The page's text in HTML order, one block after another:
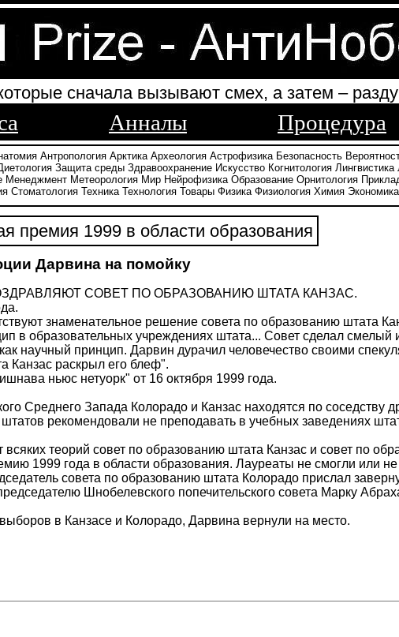
сначала вызывают смех, а затем –
Анналы Процедура
Антропология Арктика Археология Астрофизика Безопасность
Защита среды Здравоохранение Искусство Когнитология Лингвистика
Менеджмент Метеорология Мир Нейрофизика Образование Орнитология
Стоматология Техника Технология Товары Физика Физиология Химия Экономика
премия 1999 в области образования
Дарвина на помойку
СОВЕТ ПО ОБРАЗОВАНИЮ ШТАТА КАНЗАС.
знаменательное решение совета по образованию штата
в образовательных учреждениях штата... Совет сделал смелый
научный принцип. Дарвин дурачил человечество своими
Канзас раскрыл его блеф".
ньюс нетуорк" от 16 октября 1999 года.
Среднего Запада Колорадо и Канзас находятся по соседству
рекомендовали не преподавать в учебных заведениях
всяких теорий совет по образованию штата Канзас и совет по
1999 года в области образования. Лауреаты не смогли или
совета по образованию штата Колорадо прислал
Шнобелевского попечительского совета Марку
в Канзасе и Колорадо, Дарвина вернули на место.